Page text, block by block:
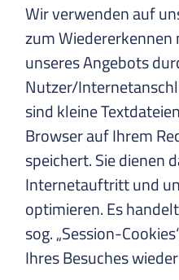
Wir verwenden auf
zum
unseres Angebots
Nutzer/
sind kleine
Browser auf Ihrem
speichert. Sie dienen
Internetauftritt und
optimieren. Es
sog. „Session-
Ihres Besuches